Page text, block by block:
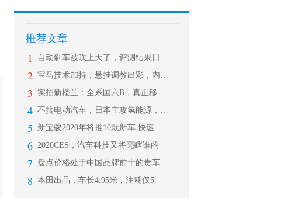
推荐文章
1 自动刹车被吹上天了，评测结果日美集体
2 宝马技术加持，悬挂调教出彩，内饰质感
3 实拍新楼兰：全系国六B，真正移动大沙
4 不搞电动汽车，日本主攻氢能源，300
5 新宝骏2020年将推10款新车 快速
6 2020CES，汽车科技又将亮瞎谁的
7 盘点价格处于中国品牌前十的贵车，一汽
8 本田出品，车长4.95米，油耗仅5.